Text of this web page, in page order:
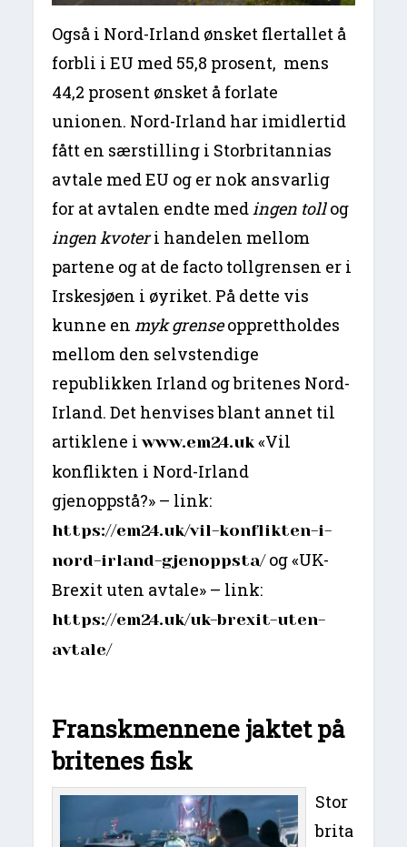
Også i Nord-Irland ønsket flertallet å
forbli i EU med 55,8 prosent, mens
44,2 prosent ønsket å forlate
unionen. Nord-Irland har imidlertid
fått en særstilling i Storbritannias
avtale med EU og er nok ansvarlig
for at avtalen endte med ingen tollog
ingen kvoteri handelen mellom
partene og at de facto tollgrensen er i
Irskesjøen i øyriket. På dette vis
kunne en myk grenseopprettholdes
mellom den selvstendige
republikken Irland og britenes Nord-
Irland. Det henvises blant annet til
artiklene iwww.em24.uk «Vil
konflikten i Nord-Irland
gjenoppstå?» – link:
https://em24.uk/vil-konflikten-i-
nord-irland-gjenoppsta/og «UK-
Brexit uten avtale» – link:
https://em24.uk/uk-brexit-uten-
avtale/
Franskmennene jaktet på
britenes fisk
Stor
brita